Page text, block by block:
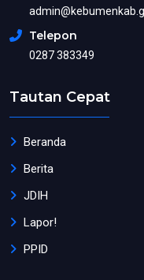
Telepon
0287 383349
Tautan Cepat
Beranda
Berita
JDIH
Lapor!
PPID